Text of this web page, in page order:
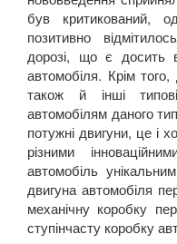
був критикований,
позитивно
дорозі, що є досить
автомобіля. Крім
також й інші
автомобілям даного
потужні двигуни, це і
різними
автомобіль
двигуна автомобіля
механічну коробку
ступінчасту коробку